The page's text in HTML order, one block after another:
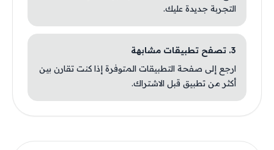
التجربة جديدة عليك.
3. تصفح تطبيقات مشابهة
ارجع إلى صفحة التطبيقات المتوفرة إذا كنت تقارن بين
أكثر من تطبيق قبل الاشتراك.